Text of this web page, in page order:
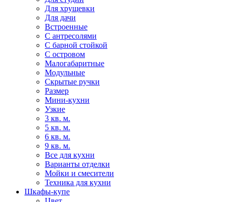
Для хрущевки
Для дачи
Встроенные
С антресолями
С барной стойкой
С островом
Малогабаритные
Модульные
Скрытые ручки
Размер
Мини-кухни
Узкие
3 кв. м.
5 кв. м.
6 кв. м.
9 кв. м.
Все для кухни
Варианты отделки
Мойки и смесители
Техника для кухни
Шкафы-купе